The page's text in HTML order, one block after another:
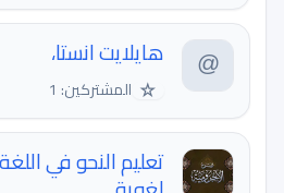
هايلايت انستا،
☆ المشتركين: 1
تعليم النحو في